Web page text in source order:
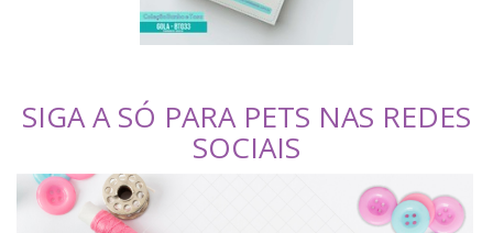
SIGA A SÓ PARA PETS NAS REDES
SOCIAIS